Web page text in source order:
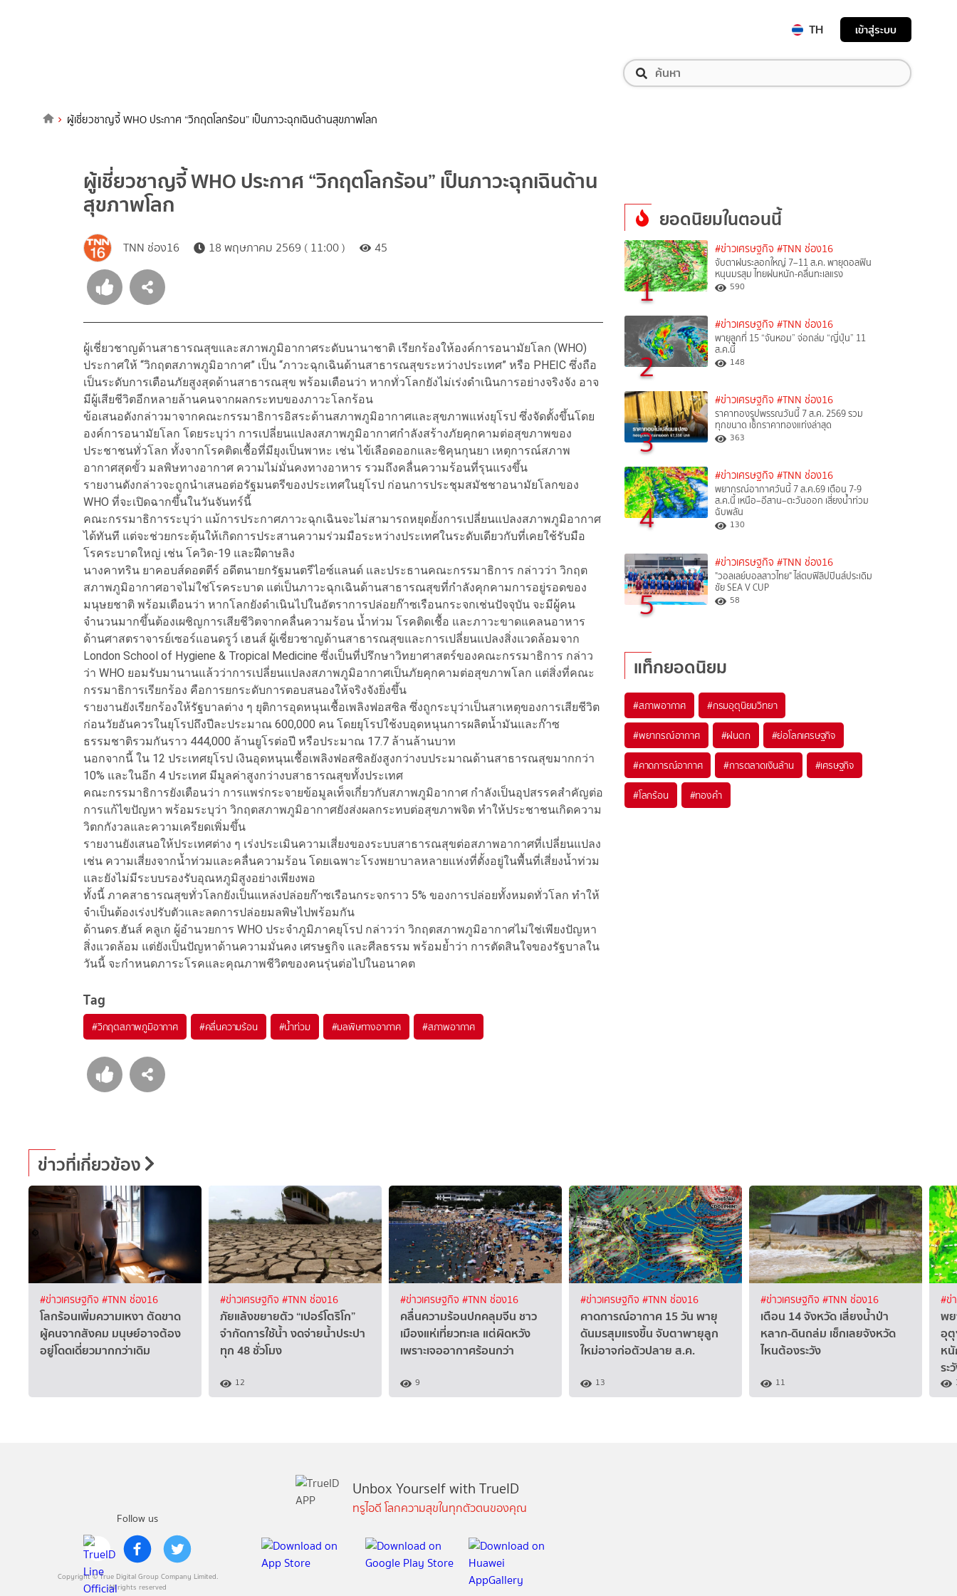
TH เข้าสู่ระบบ
ผู้เชี่ยวชาญจี้ WHO ประกาศ “วิกฤตโลกร้อน” เป็นภาวะฉุกเฉินด้านสุขภาพโลก
ผู้เชี่ยวชาญจี้ WHO ประกาศ “วิกฤตโลกร้อน” เป็นภาวะฉุกเฉินด้าน
สุขภาพโลก
TNN ช่อง16 18 พฤษภาคม 2569 ( 11:00 ) 45
ผู้เชี่ยวชาญด้านสาธารณสุขและสภาพภูมิอากาศระดับนานาชาติ เรียกร้องให้องค์การอนามัยโลก (WHO)
ประกาศให้ “วิกฤตสภาพภูมิอากาศ” เป็น “ภาวะฉุกเฉินด้านสาธารณสุขระหว่างประเทศ” หรือ PHEIC ซึ่งถือ
เป็นระดับการเตือนภัยสูงสุดด้านสาธารณสุข พร้อมเตือนว่า หากทั่วโลกยังไม่เร่งดำเนินการอย่างจริงจัง อาจ
มีผู้เสียชีวิตอีกหลายล้านคนจากผลกระทบของภาวะโลกร้อน
ข้อเสนอดังกล่าวมาจากคณะกรรมาธิการอิสระด้านสภาพภูมิอากาศและสุขภาพแห่งยุโรป ซึ่งจัดตั้งขึ้นโดย
องค์การอนามัยโลก โดยระบุว่า การเปลี่ยนแปลงสภาพภูมิอากาศกำลังสร้างภัยคุกคามต่อสุขภาพของ
ประชาชนทั่วโลก ทั้งจากโรคติดเชื้อที่มียุงเป็นพาหะ เช่น ไข้เลือดออกและชิคุนกุนยา เหตุการณ์สภาพ
อากาศสุดขั้ว มลพิษทางอากาศ ความไม่มั่นคงทางอาหาร รวมถึงคลื่นความร้อนที่รุนแรงขึ้น
รายงานดังกล่าวจะถูกนำเสนอต่อรัฐมนตรีของประเทศในยุโรป ก่อนการประชุมสมัชชาอนามัยโลกของ
WHO ที่จะเปิดฉากขึ้นในวันจันทร์นี้
คณะกรรมาธิการระบุว่า แม้การประกาศภาวะฉุกเฉินจะไม่สามารถหยุดยั้งการเปลี่ยนแปลงสภาพภูมิอากาศ
ได้ทันที แต่จะช่วยกระตุ้นให้เกิดการประสานความร่วมมือระหว่างประเทศในระดับเดียวกับที่เคยใช้รับมือ
โรคระบาดใหญ่ เช่น โควิด-19 และฝีดาษลิง
นางคาทริน ยาคอบส์ดอตตีร์ อดีตนายกรัฐมนตรีไอซ์แลนด์ และประธานคณะกรรมาธิการ กล่าวว่า วิกฤต
สภาพภูมิอากาศอาจไม่ใช่โรคระบาด แต่เป็นภาวะฉุกเฉินด้านสาธารณสุขที่กำลังคุกคามการอยู่รอดของ
มนุษยชาติ พร้อมเตือนว่า หากโลกยังดำเนินไปในอัตราการปล่อยก๊าซเรือนกระจกเช่นปัจจุบัน จะมีผู้คน
จำนวนมากขึ้นต้องเผชิญการเสียชีวิตจากคลื่นความร้อน น้ำท่วม โรคติดเชื้อ และภาวะขาดแคลนอาหาร
ด้านศาสตราจารย์เซอร์แอนดรูว์ เฮนส์ ผู้เชี่ยวชาญด้านสาธารณสุขและการเปลี่ยนแปลงสิ่งแวดล้อมจาก
London School of Hygiene & Tropical Medicine ซึ่งเป็นที่ปรึกษาวิทยาศาสตร์ของคณะกรรมาธิการ กล่าว
ว่า WHO ยอมรับมานานแล้วว่าการเปลี่ยนแปลงสภาพภูมิอากาศเป็นภัยคุกคามต่อสุขภาพโลก แต่สิ่งที่คณะ
กรรมาธิการเรียกร้อง คือการยกระดับการตอบสนองให้จริงจังยิ่งขึ้น
รายงานยังเรียกร้องให้รัฐบาลต่าง ๆ ยุติการอุดหนุนเชื้อเพลิงฟอสซิล ซึ่งถูกระบุว่าเป็นสาเหตุของการเสียชีวิต
ก่อนวัยอันควรในยุโรปถึงปีละประมาณ 600,000 คน โดยยุโรปใช้งบอุดหนุนการผลิตน้ำมันและก๊าซ
ธรรมชาติรวมกันราว 444,000 ล้านยูโรต่อปี หรือประมาณ 17.7 ล้านล้านบาท
นอกจากนี้ ใน 12 ประเทศยุโรป เงินอุดหนุนเชื้อเพลิงฟอสซิลยังสูงกว่างบประมาณด้านสาธารณสุขมากกว่า
10% และในอีก 4 ประเทศ มีมูลค่าสูงกว่างบสาธารณสุขทั้งประเทศ
คณะกรรมาธิการยังเตือนว่า การแพร่กระจายข้อมูลเท็จเกี่ยวกับสภาพภูมิอากาศ กำลังเป็นอุปสรรคสำคัญต่อ
การแก้ไขปัญหา พร้อมระบุว่า วิกฤตสภาพภูมิอากาศยังส่งผลกระทบต่อสุขภาพจิต ทำให้ประชาชนเกิดความ
วิตกกังวลและความเครียดเพิ่มขึ้น
รายงานยังเสนอให้ประเทศต่าง ๆ เร่งประเมินความเสี่ยงของระบบสาธารณสุขต่อสภาพอากาศที่เปลี่ยนแปลง
เช่น ความเสี่ยงจากน้ำท่วมและคลื่นความร้อน โดยเฉพาะโรงพยาบาลหลายแห่งที่ตั้งอยู่ในพื้นที่เสี่ยงน้ำท่วม
และยังไม่มีระบบรองรับอุณหภูมิสูงอย่างเพียงพอ
ทั้งนี้ ภาคสาธารณสุขทั่วโลกยังเป็นแหล่งปล่อยก๊าซเรือนกระจกราว 5% ของการปล่อยทั้งหมดทั่วโลก ทำให้
จำเป็นต้องเร่งปรับตัวและลดการปล่อยมลพิษไปพร้อมกัน
ด้านดร.ฮันส์ คลูเก ผู้อำนวยการ WHO ประจำภูมิภาคยุโรป กล่าวว่า วิกฤตสภาพภูมิอากาศไม่ใช่เพียงปัญหา
สิ่งแวดล้อม แต่ยังเป็นปัญหาด้านความมั่นคง เศรษฐกิจ และศีลธรรม พร้อมย้ำว่า การตัดสินใจของรัฐบาลใน
วันนี้ จะกำหนดภาระโรคและคุณภาพชีวิตของคนรุ่นต่อไปในอนาคต
Tag
#วิกฤตสภาพภูมิอากาศ #คลื่นความร้อน #น้ำท่วม #มลพิษทางอากาศ #สภาพอากาศ
ยอดนิยมในตอนนี้
1
#ข่าวเศรษฐกิจ #TNN ช่อง16
จับตาฝนระลอกใหญ่ 7–11 ส.ค. พายุดอลฟิน
หนุนมรสุม ไทยฝนหนัก-คลื่นทะเลแรง
590
2
#ข่าวเศรษฐกิจ #TNN ช่อง16
พายุลูกที่ 15 “จันหอม” จ่อถล่ม “ญี่ปุ่น” 11
ส.ค.นี้
148
3
#ข่าวเศรษฐกิจ #TNN ช่อง16
ราคาทองรูปพรรณวันนี้ 7 ส.ค. 2569 รวม
ทุกขนาด เช็กราคาทองแท่งล่าสุด
363
4
#ข่าวเศรษฐกิจ #TNN ช่อง16
พยากรณ์อากาศวันนี้ 7 ส.ค.69 เตือน 7-9
ส.ค.นี้ เหนือ–อีสาน–ตะวันออก เสี่ยงน้ำท่วม
ฉับพลัน
130
5
#ข่าวเศรษฐกิจ #TNN ช่อง16
"วอลเลย์บอลสาวไทย" ไล่ตบฟิลิปปินส์ประเดิม
ชัย SEA V CUP
58
แท็กยอดนิยม
#สภาพอากาศ #กรมอุตุนิยมวิทยา
#พยากรณ์อากาศ #ฝนตก #ย่อโลกเศรษฐกิจ
#คาดการณ์อากาศ #การตลาดเงินล้าน #เศรษฐกิจ
#โลกร้อน #ทองคำ
ข่าวที่เกี่ยวข้อง
#ข่าวเศรษฐกิจ #TNN ช่อง16
โลกร้อนเพิ่มความเหงา ตัดขาด
ผู้คนจากสังคม มนุษย์อาจต้อง
อยู่โดดเดี่ยวมากกว่าเดิม
#ข่าวเศรษฐกิจ #TNN ช่อง16
ภัยแล้งขยายตัว “เปอร์โตริโก”
จำกัดการใช้น้ำ งดจ่ายน้ำประปา
ทุก 48 ชั่วโมง
12
#ข่าวเศรษฐกิจ #TNN ช่อง16
คลื่นความร้อนปกคลุมจีน ชาว
เมืองแห่เที่ยวทะเล แต่ผิดหวัง
เพราะเจออากาศร้อนกว่า
9
#ข่าวเศรษฐกิจ #TNN ช่อง16
คาดการณ์อากาศ 15 วัน พายุ
ดันมรสุมแรงขึ้น จับตาพายุลูก
ใหม่อาจก่อตัวปลาย ส.ค.
13
#ข่าวเศรษฐกิจ #TNN ช่อง16
เตือน 14 จังหวัด เสี่ยงน้ำป่า
หลาก-ดินถล่ม เช็กเลยจังหวัด
ไหนต้องระวัง
11
#ข่
พ
อุตุ
ห
ระ